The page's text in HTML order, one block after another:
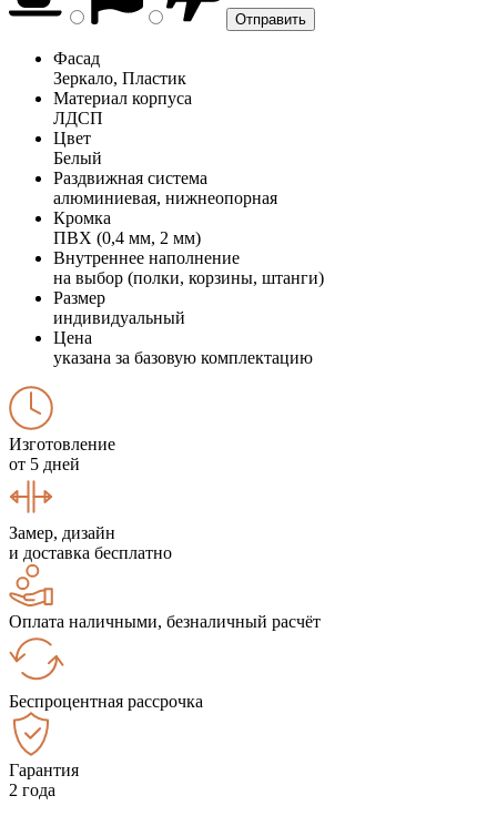
Фасад
Зеркало, Пластик
Материал корпуса
ЛДСП
Цвет
Белый
Раздвижная система
алюминиевая, нижнеопорная
Кромка
ПВХ (0,4 мм, 2 мм)
Внутреннее наполнение
на выбор (полки, корзины, штанги)
Размер
индивидуальный
Цена
указана за базовую комплектацию
Изготовление
от 5 дней
Замер, дизайн
и доставка бесплатно
Оплата наличными, безналичный расчёт
Беспроцентная рассрочка
Гарантия
2 года